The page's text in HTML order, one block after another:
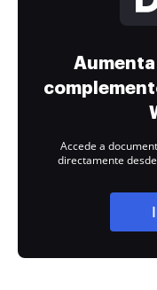
Aumenta
Accede a
directamente